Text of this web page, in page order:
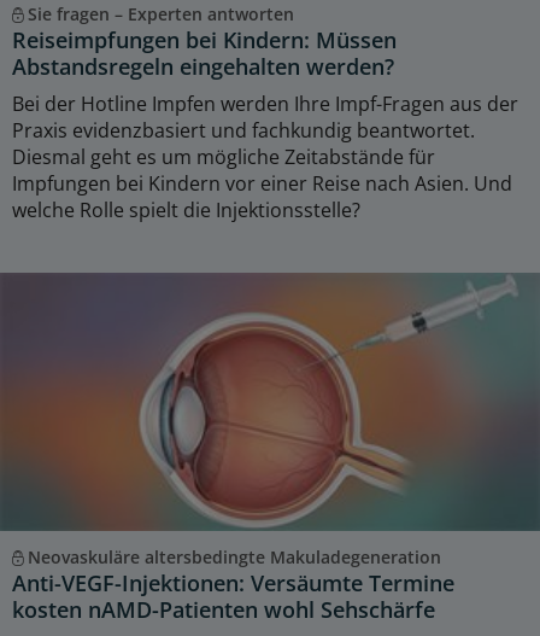
Sie fragen – Experten antworten
Reiseimpfungen bei Kindern: Müssen
Abstandsregeln eingehalten werden?
Bei der Hotline Impfen werden Ihre Impf-Fragen aus der
Praxis evidenzbasiert und fachkundig beantwortet.
Diesmal geht es um mögliche Zeitabstände für
Impfungen bei Kindern vor einer Reise nach Asien. Und
welche Rolle spielt die Injektionsstelle?
Neovaskuläre altersbedingte Makuladegeneration
Anti-VEGF-Injektionen: Versäumte Termine
kosten nAMD-Patienten wohl Sehschärfe